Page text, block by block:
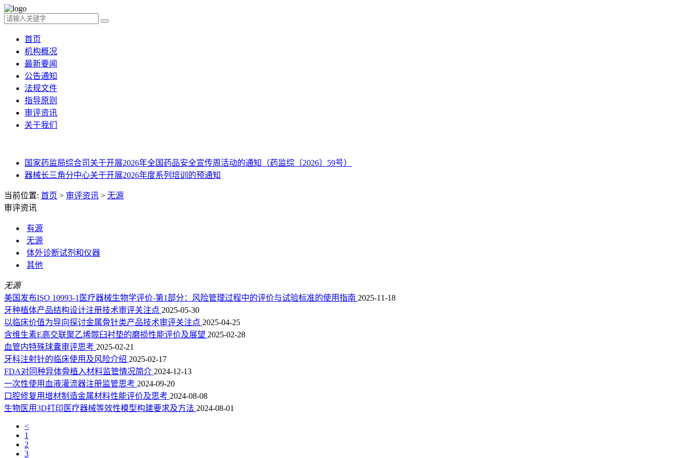
首页
机构概况
最新要闻
公告通知
法规文件
指导原则
审评资讯
关于我们
国家药监局综合司关于开展2026年全国药品安全宣传周活动的通知（药监综〔2026〕59号）
器械长三角分中心关于开展2026年度系列培训的预通知
当前位置: 首页 > 审评资讯 > 无源
审评资讯
有源
无源
体外诊断试剂和仪器
其他
无源
美国发布ISO 10993-1医疗器械生物学评价-第1部分：风险管理过程中的评价与试验标准的使用指南 2025-11-18
牙种植体产品结构设计注册技术审评关注点 2025-05-30
以临床价值为导向探讨金属骨针类产品技术审评关注点 2025-04-25
含维生素E高交联聚乙烯髋臼衬垫的磨损性能评价及展望 2025-02-28
血管内特殊球囊审评思考 2025-02-21
牙科注射针的临床使用及风险介绍 2025-02-17
FDA对同种异体骨植入材料监管情况简介 2024-12-13
一次性使用血液灌流器注册监管思考 2024-09-20
口腔修复用增材制造金属材料性能评价及思考 2024-08-08
生物医用3D打印医疗器械等效性模型构建要求及方法 2024-08-01
<
1
2
3